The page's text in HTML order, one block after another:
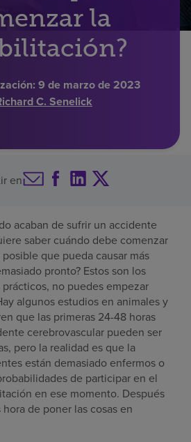
la
9 de marzo de 2023
C. Senelick
en
acaban de sufrir un accidente
saber cuándo debe comenzar
que pueda causar más
pronto? Estos son los
no puedes empezar
algunos estudios en animales y
que las primeras 24-48 horas
cerebrovascular pueden ser
pero la realidad es que la
están demasiado enfermos o
de participar en el
en ese momento. Después
de poner las cosas en